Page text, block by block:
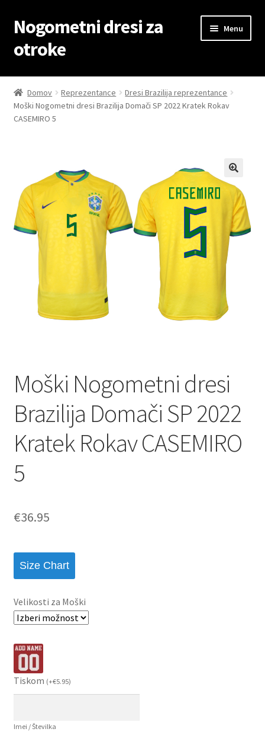
Skip
to
navigation
Skip
to
content
Nogometni dresi za
otroke
Menu
Domov
Blog
Moj račun
Trgovina
Domov Reprezentance
Dresi Brazilija reprezentance
Moški Nogometni dresi Brazilija Domači SP 2022 Kratek Rokav
CASEMIRO 5
Moški Nogometni dresi
Brazilija Domači SP 2022
Kratek Rokav CASEMIRO
5
€36.95
Size Chart
Velikosti za Moški
Tiskom (+€5.95)
Imei / Številka